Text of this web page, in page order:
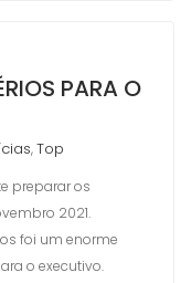
PARA O
,Top
preparar os
2021.
foi um enorme
o executivo.